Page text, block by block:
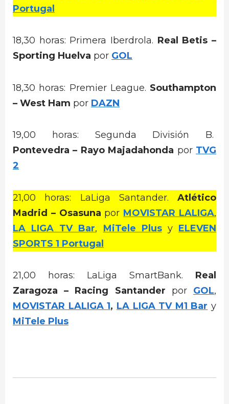
Portugal
18,30 horas: Primera Iberdrola. Real Betis –
Sporting Huelva por GOL
18,30 horas: Premier League. Southampton
– West Ham por DAZN
19,00 horas: Segunda División B.
Pontevedra – Rayo Majadahonda por TVG
2
21,00 horas: LaLiga Santander. Atlético
Madrid – Osasuna por MOVISTAR LALIGA,
LA LIGA TV Bar, MiTele Plus y ELEVEN
SPORTS 1 Portugal
21,00 horas: LaLiga SmartBank. Real
Zaragoza – Racing Santander por GOL,
MOVISTAR LALIGA 1, LA LIGA TV M1 Bar y
MiTele Plus